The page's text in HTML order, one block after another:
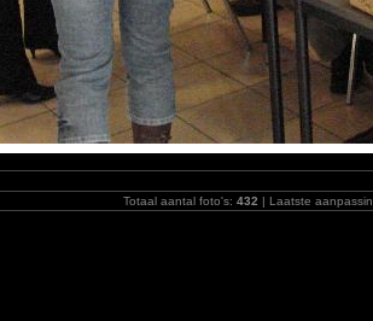
Totaal aantal foto's: 432 | Laatste